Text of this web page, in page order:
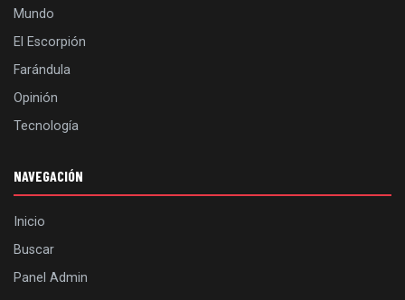
Mundo
El Escorpión
Farándula
Opinión
Tecnología
NAVEGACIÓN
Inicio
Buscar
Panel Admin